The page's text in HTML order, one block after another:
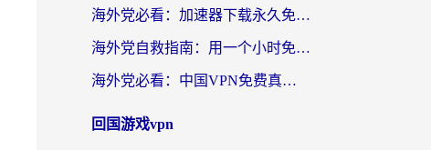
海外党必看：加速器下载永久免费版真的存在吗？教你无缝访问国内资源的正确姿势
海外党自救指南：用一个小时免费加速器，轻松打破国内资源访问壁垒？
海外党必看：中国VPN免费真的靠谱吗？手把手教你选对回国加速器
回国游戏vpn